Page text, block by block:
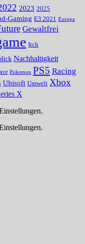
2023 2025
Gaming E3 2021 Europa
Gewaltfrei
Itch
Nachhaltigkeit
Pokemon PS5 Racing
Ubisoft Umwelt Xbox
X